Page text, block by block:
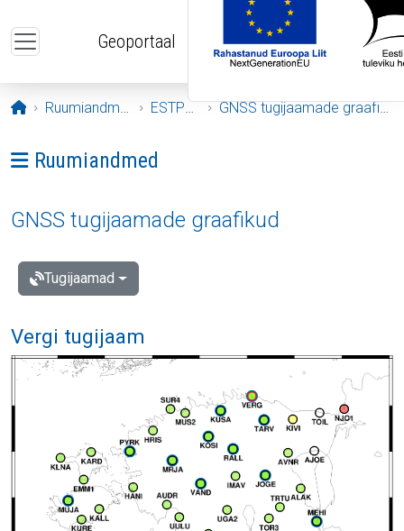
Geoportaal
Avaleht
Ruumiandmed ESTPOS GNSS tugijaamade graafikud
Ava menüü: Ruumiandmed
Ruumiandmed
GNSS tugijaamade graafikud
Tugijaamad
Vergi tugijaam